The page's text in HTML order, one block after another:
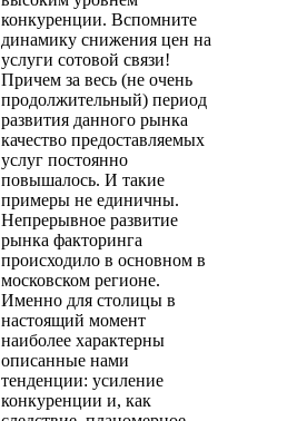
конкуренции. Вспомните
динамику снижения цен на
услуги сотовой связи!
Причем за весь (не очень
продолжительный) период
развития данного рынка
качество предоставляемых
услуг постоянно
повышалось. И такие
примеры не единичны.
Непрерывное развитие
рынка факторинга
происходило в основном в
московском регионе.
Именно для столицы в
настоящий момент
наиболее характерны
описанные нами
тенденции: усиление
конкуренции и, как